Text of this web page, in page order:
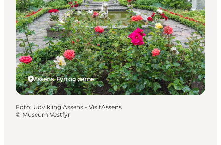
Overnatning
Book lokale oplevelser
Assens, Fyn og øerne
Foto: Udvikling Assens - VisitAssens
© Museum Vestfyn